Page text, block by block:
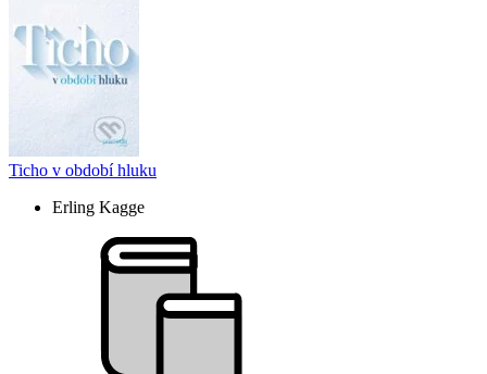
Ticho v období hluku
Erling Kagge